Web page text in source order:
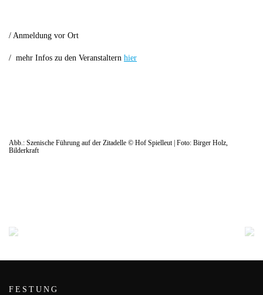
/ Anmeldung vor Ort
/ mehr Infos zu den Veranstaltern hier
Abb.: Szenische Führung auf der Zitadelle © Hof Spielleut | Foto: Birger Holz,
Bilderkraft
FESTUNG